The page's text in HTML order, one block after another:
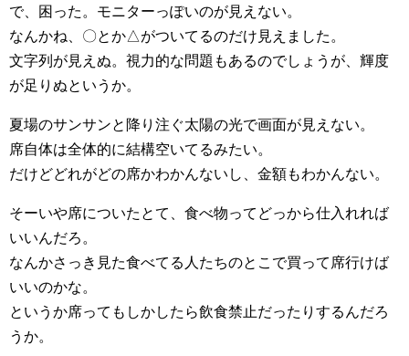
で、困った。モニターっぽいのが見えない。
なんかね、〇とか△がついてるのだけ見えました。
文字列が見えぬ。視力的な問題もあるのでしょうが、輝度
が足りぬというか。
夏場のサンサンと降り注ぐ太陽の光で画面が見えない。
席自体は全体的に結構空いてるみたい。
だけどどれがどの席かわかんないし、金額もわかんない。
そーいや席についたとて、食べ物ってどっから仕入れれば
いいんだろ。
なんかさっき見た食べてる人たちのとこで買って席行けば
いいのかな。
というか席ってもしかしたら飲食禁止だったりするんだろ
うか。